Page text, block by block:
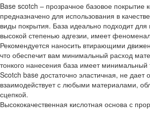
Base scotch – прозрачное базовое покрытие
предназначено для использования в
виды покрытия. База идеально подходит для
высокой степенью адгезии, имеет
Рекомендуется наносить втирающими
что обеспечит вам минимальный расход
тонкого нанесения база имеет
Scotch base достаточно эластичная, не дает
взаимодействует с любыми материалами,
сцепкой.
Высококачественная кислотная основа с